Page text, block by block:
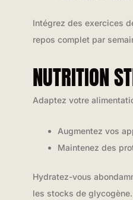
Intégrez des exercices
repos complet par
NUTRITION
Adaptez votre
Augmentez vos
Maintenez des
Hydratez-vous
les stocks de glycogène.